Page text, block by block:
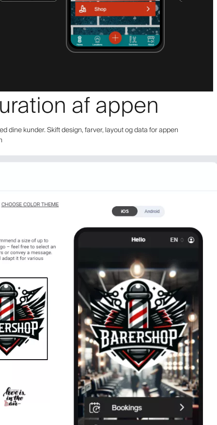
af appen
dine kunder. Skift design, farver, layout og data for appen